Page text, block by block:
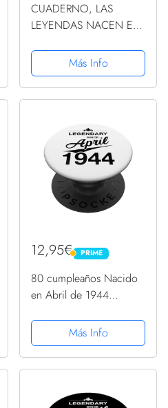
CUADERNO, LAS
LEYENDAS NACEN EN
79 cumpleaños para
mujeres y hombres,
ideas de 79
cumpleaños... divertido,
... regalo...
Más Info
12,95€ PRIME
PRIME
80 cumpleaños Nacido
en Abril de 1944
PopSockets PopGrip
Intercambiable
Más Info